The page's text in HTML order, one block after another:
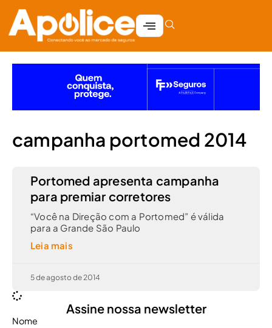
campanha portomed 2014
Portomed apresenta campanha
para premiar corretores
“Você na Direção com a Portomed” é válida
para a Grande São Paulo
Leia mais
5 de agosto de 2014
Assine nossa newsletter
Nome